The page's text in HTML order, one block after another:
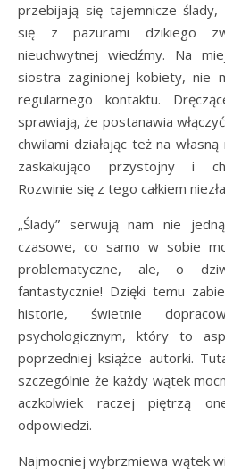
przebijają się tajemnicze ślady,
się z pazurami dzikiego
nieuchwytnej wiedźmy. Na
siostra zaginionej kobiety, nie
regularnego kontaktu.
sprawiają, że postanawia
chwilami działając też na
zaskakująco przystojny i
Rozwinie się z tego całkiem
„Ślady” serwują nam nie
czasowe, co samo w sobie
problematyczne, ale, o
fantastycznie! Dzięki temu
historie, świetnie
psychologicznym, który to
poprzedniej książce autorki.
szczególnie że każdy wątek
aczkolwiek raczej piętrzą
odpowiedzi.
Najmocniej wybrzmiewa wątek